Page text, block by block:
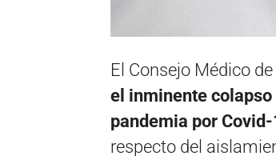
El Consejo Médico
el inminente
pandemia por
respecto del